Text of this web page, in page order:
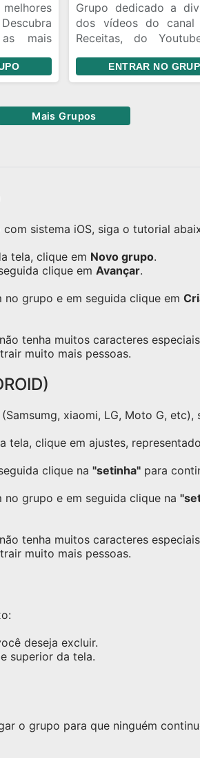
mais
os dias
espera
Grupo dedicado a
dos vídeos do canal
Receitas, do
da Divina e envio de
receitas e
Divinas Receitas
de 1,4 mi de inscritos e
ENTRAR NO
Mais Grupos
sistema iOS, siga o tutorial
tela, clique em Novo grupo.
clique em Avançar.
grupo e em seguida clique em
tenha muitos caracteres
muito mais pessoas.
xiaomi, LG, Moto G,
tela, clique em ajustes,
clique na "setinha" para
grupo e em seguida clique na
tenha muitos caracteres
muito mais pessoas.
deseja excluir.
superior da tela.
o grupo para que ninguém